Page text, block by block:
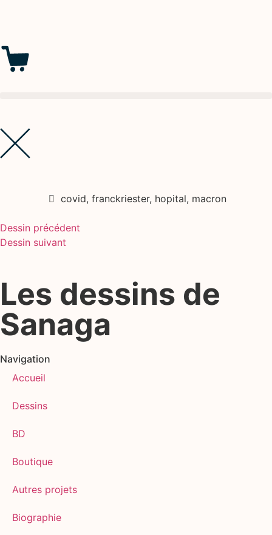
covid, franckriester, hopital, macron
Dessin précédent
Dessin suivant
Les dessins de
Sanaga
Navigation
Accueil
Dessins
BD
Boutique
Autres projets
Biographie